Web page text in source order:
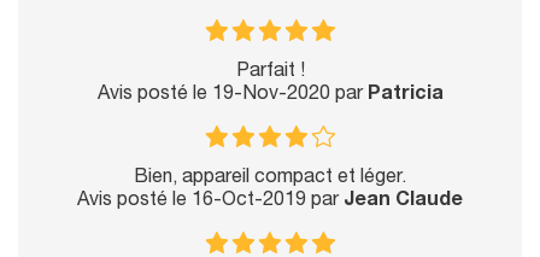
Parfait !
Avis posté le 19-Nov-2020 par Patricia
Bien, appareil compact et léger.
Avis posté le 16-Oct-2019 par Jean Claude